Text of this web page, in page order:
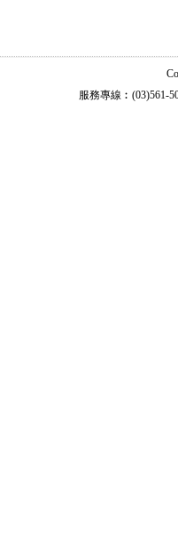
服務專線︰(03)561-